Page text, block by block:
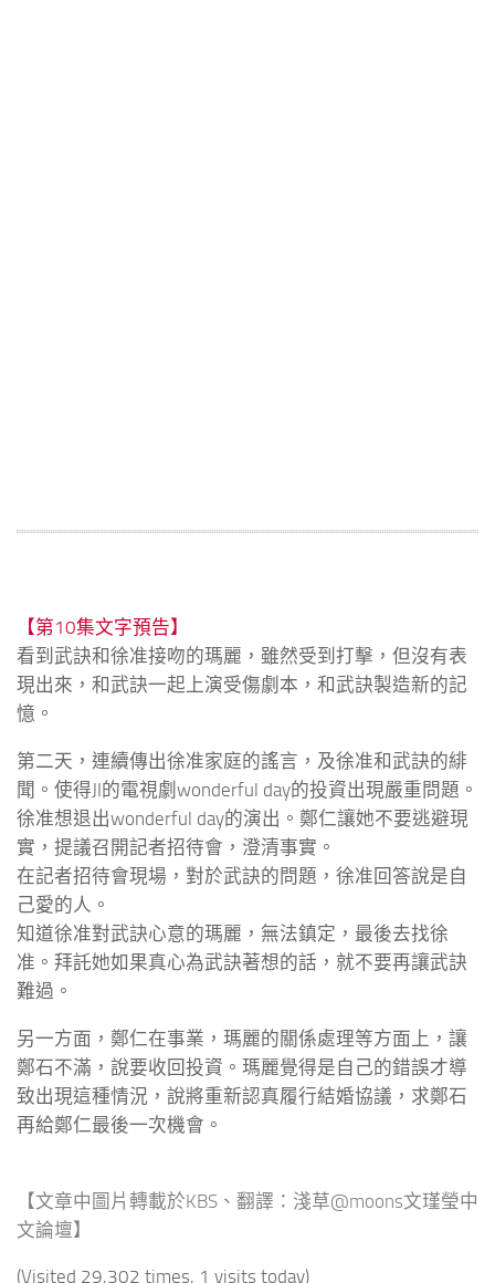
【第10集文字預告】
看到武訣和徐准接吻的瑪麗，雖然受到打擊，但沒有表
現出來，和武訣一起上演受傷劇本，和武訣製造新的記
憶。
第二天，連續傳出徐准家庭的謠言，及徐准和武訣的緋
聞。使得JI的電視劇wonderful day的投資出現嚴重問題。
徐准想退出wonderful day的演出。鄭仁讓她不要逃避現
實，提議召開記者招待會，澄清事實。
在記者招待會現場，對於武訣的問題，徐准回答說是自
己愛的人。
知道徐准對武訣心意的瑪麗，無法鎮定，最後去找徐
准。拜託她如果真心為武訣著想的話，就不要再讓武訣
難過。
另一方面，鄭仁在事業，瑪麗的關係處理等方面上，讓
鄭石不滿，說要收回投資。瑪麗覺得是自己的錯誤才導
致出現這種情況，說將重新認真履行結婚協議，求鄭石
再給鄭仁最後一次機會。
【文章中圖片轉載於KBS、翻譯：淺草@moons文瑾瑩中
文論壇】
(Visited 29,302 times, 1 visits today)